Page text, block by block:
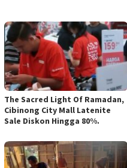
The Sacred Light Of Ramadan,
Cibinong City Mall Latenite
Sale Diskon Hingga 80%.